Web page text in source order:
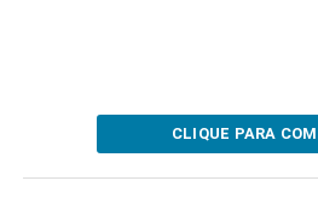
CLIQUE PARA